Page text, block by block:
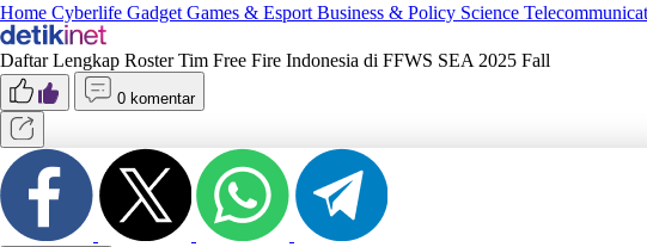
Yang
Home Cyberlife Gadget Games & Esport Business & Policy Science
Daftar Lengkap Roster Tim Free Fire Indonesia di FFWS SEA 2025 Fall
0 komentar